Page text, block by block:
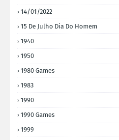
14/01/2022
15 De Julho Dia Do Homem
1940
1950
1980 Games
1983
1990
1990 Games
1999